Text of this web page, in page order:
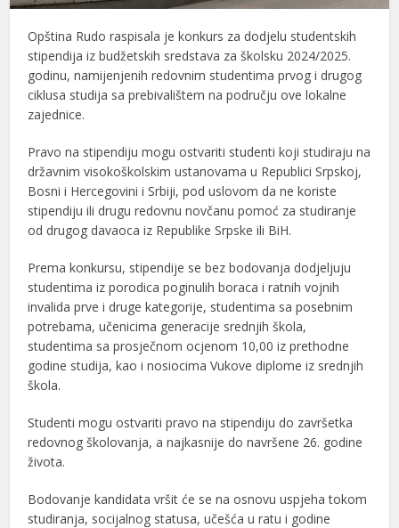
Opština Rudo raspisala je konkurs za dodjelu studentskih
stipendija iz budžetskih sredstava za školsku 2024/2025.
godinu, namijenjenih redovnim studentima prvog i drugog
ciklusa studija sa prebivalištem na području ove lokalne
zajednice.
Pravo na stipendiju mogu ostvariti studenti koji studiraju na
državnim visokoškolskim ustanovama u Republici Srpskoj,
Bosni i Hercegovini i Srbiji, pod uslovom da ne koriste
stipendiju ili drugu redovnu novčanu pomoć za studiranje
od drugog davaoca iz Republike Srpske ili BiH.
Prema konkursu, stipendije se bez bodovanja dodjeljuju
studentima iz porodica poginulih boraca i ratnih vojnih
invalida prve i druge kategorije, studentima sa posebnim
potrebama, učenicima generacije srednjih škola,
studentima sa prosječnom ocjenom 10,00 iz prethodne
godine studija, kao i nosiocima Vukove diplome iz srednjih
škola.
Studenti mogu ostvariti pravo na stipendiju do završetka
redovnog školovanja, a najkasnije do navršene 26. godine
života.
Bodovanje kandidata vršit će se na osnovu uspjeha tokom
studiranja, socijalnog statusa, učešća u ratu i godine